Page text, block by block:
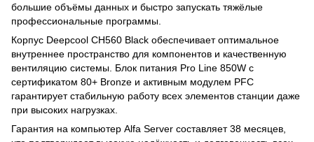
большие объёмы данных и быстро запускать тяжёлые
профессиональные программы.
Корпус Deepcool CH560 Black обеспечивает оптимальное
внутреннее пространство для компонентов и качественную
вентиляцию системы. Блок питания Pro Line 850W с
сертификатом 80+ Bronze и активным модулем PFC
гарантирует стабильную работу всех элементов станции даже
при высоких нагрузках.
Гарантия на компьютер Alfa Server составляет 38 месяцев,